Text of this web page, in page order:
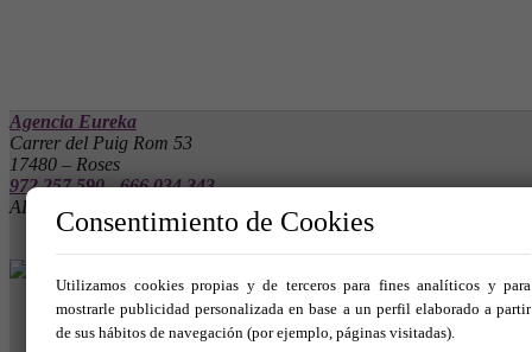
Agencia Eureka
Carrer del Puig Rom 53
17480 – Roses
972 257 590 -666 034 343
API 10061 - AICAT 4555
Consentimiento de Cookies
Utilizamos cookies propias y de terceros para fines analíticos y para
mostrarle publicidad personalizada en base a un perfil elaborado a partir
de sus hábitos de navegación (por ejemplo, páginas visitadas).